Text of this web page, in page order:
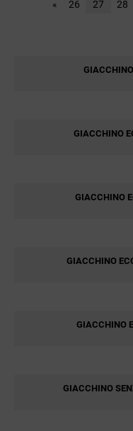
«
26 27 28
GIACCHINO
GIACCHINO
GIACCHINO
GIACCHINO
GIACCHINO